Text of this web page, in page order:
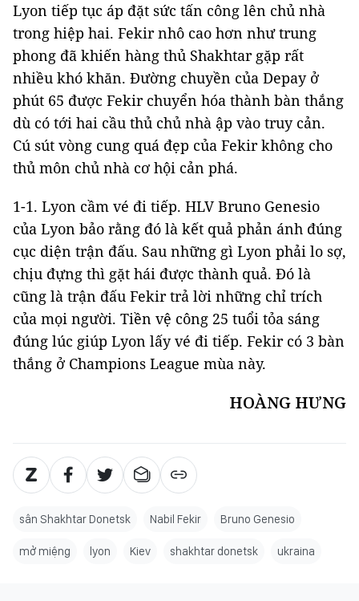
Lyon tiếp tục áp đặt sức tấn công lên chủ nhà
trong hiệp hai. Fekir nhô cao hơn như trung
phong đã khiến hàng thủ Shakhtar gặp rất
nhiều khó khăn. Đường chuyền của Depay ở
phút 65 được Fekir chuyển hóa thành bàn thắng
dù có tới hai cầu thủ chủ nhà ập vào truy cản.
Cú sút vòng cung quá đẹp của Fekir không cho
thủ môn chủ nhà cơ hội cản phá.
1-1. Lyon cầm vé đi tiếp. HLV Bruno Genesio
của Lyon bảo rằng đó là kết quả phản ánh đúng
cục diện trận đấu. Sau những gì Lyon phải lo sợ,
chịu đựng thì gặt hái được thành quả. Đó là
cũng là trận đấu Fekir trả lời những chỉ trích
của mọi người. Tiền vệ công 25 tuổi tỏa sáng
đúng lúc giúp Lyon lấy vé đi tiếp. Fekir có 3 bàn
thắng ở Champions League mùa này.
HOÀNG HƯNG
sân Shakhtar Donetsk Nabil Fekir Bruno Genesio
mở miệng lyon Kiev shakhtar donetsk ukraina